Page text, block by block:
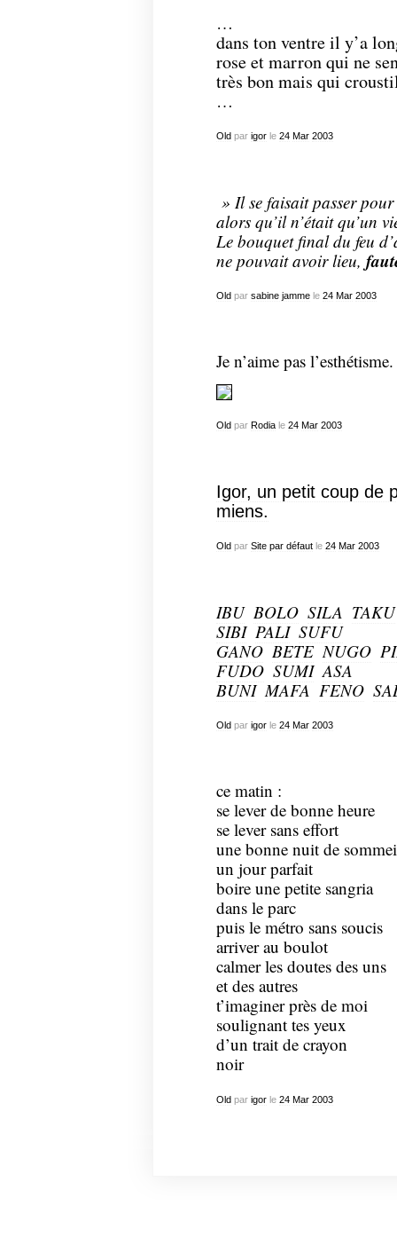
…
dans ton ventre il y’a
rose et marron qui ne
très bon mais qui
…
Oldpar igorle 24 Mar 2003
» Il se faisait passer pour
alors qu’il n’était qu’un
Le bouquet final du feu
ne pouvait avoir lieu,
Oldpar sabine jammele 24 Mar 2003
Je n’aime pas l’esthétisme.
Oldpar Rodiale 24 Mar 2003
Igor, un petit coup de
miens.
Oldpar Site par défautle 24 Mar 2003
IBU BOLO SILA TAKU
SIBI PALI SUFU
GANO BETE NUGO
FUDO SUMI ASA
BUNI MAFA FENO
Oldpar igorle 24 Mar 2003
ce matin :
se lever de bonne heure
se lever sans effort
une bonne nuit de
un jour parfait
boire une petite sangria
dans le parc
puis le métro sans soucis
arriver au boulot
calmer les doutes des uns
et des autres
t’imaginer près de moi
soulignant tes yeux
d’un trait de crayon
noir
Oldpar igorle 24 Mar 2003